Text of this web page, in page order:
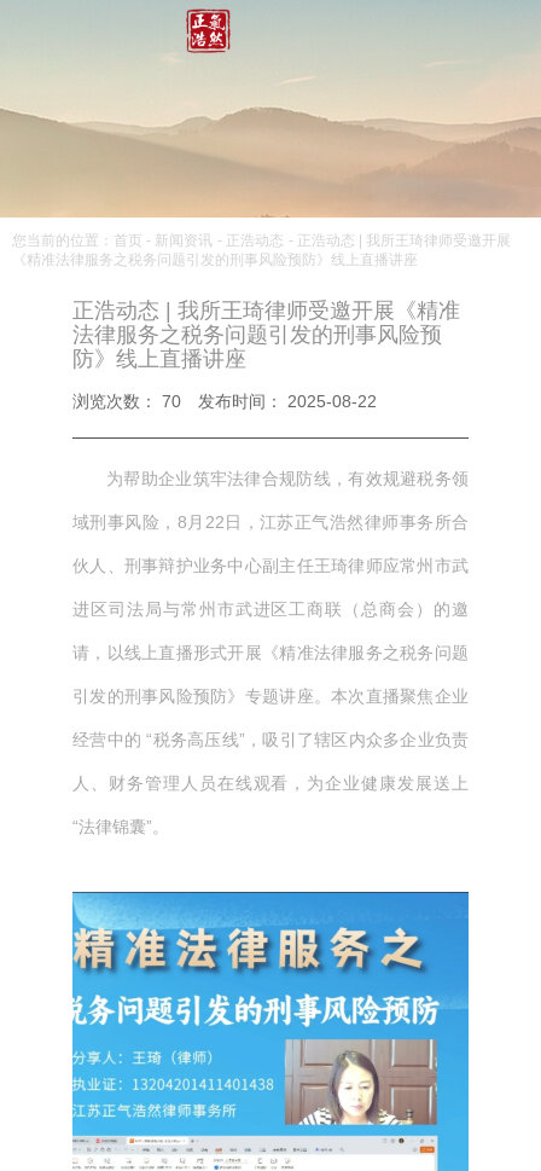
您当前的位置：首页 - 新闻资讯 - 正浩动态 - 正浩动态 | 我所王琦律师受邀开展
《精准法律服务之税务问题引发的刑事风险预防》线上直播讲座
正浩动态 | 我所王琦律师受邀开展《精准
法律服务之税务问题引发的刑事风险预
防》线上直播讲座
浏览次数： 70 发布时间： 2025-08-22
为帮助企业筑牢法律合规防线，有效规避税务领
域刑事风险，8月22日，江苏正气浩然律师事务所合
伙人、刑事辩护业务中心副主任王琦律师应常州市武
进区司法局与常州市武进区工商联（总商会）的邀
请，以线上直播形式开展《精准法律服务之税务问题
引发的刑事风险预防》专题讲座。本次直播聚焦企业
经营中的 “税务高压线”，吸引了辖区内众多企业负责
人、财务管理人员在线观看，为企业健康发展送上
“法律锦囊”。